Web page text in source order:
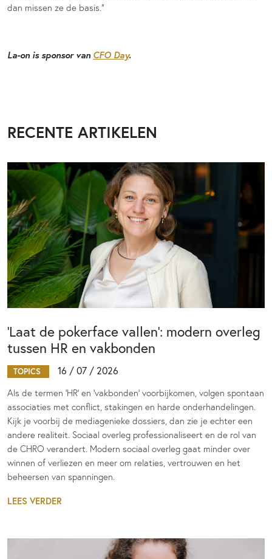
dan missen ze de basis.”
La-on is sponsor van CFO Day.
RECENTE ARTIKELEN
‘Laat de pokerface vallen’: modern overleg
tussen HR en vakbonden
TOPICS 16 / 07 / 2026
Als de termen 'HR' en 'vakbonden' voorbijkomen, volgen spontaan
associaties met conflict, stakingen en harde onderhandelingen.
Kijk je voorbij de mediagenieke dossiers, dan zie je echter een
andere realiteit. Sociaal overleg professionaliseert en de rol van
de CHRO verandert. Modern sociaal overleg gaat minder over
winnen of verliezen en meer om relaties, vertrouwen en het
beheersen van spanningen.
LEES VERDER